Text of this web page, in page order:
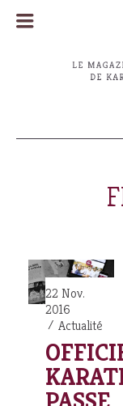
22 Nov.
2016
Actualité